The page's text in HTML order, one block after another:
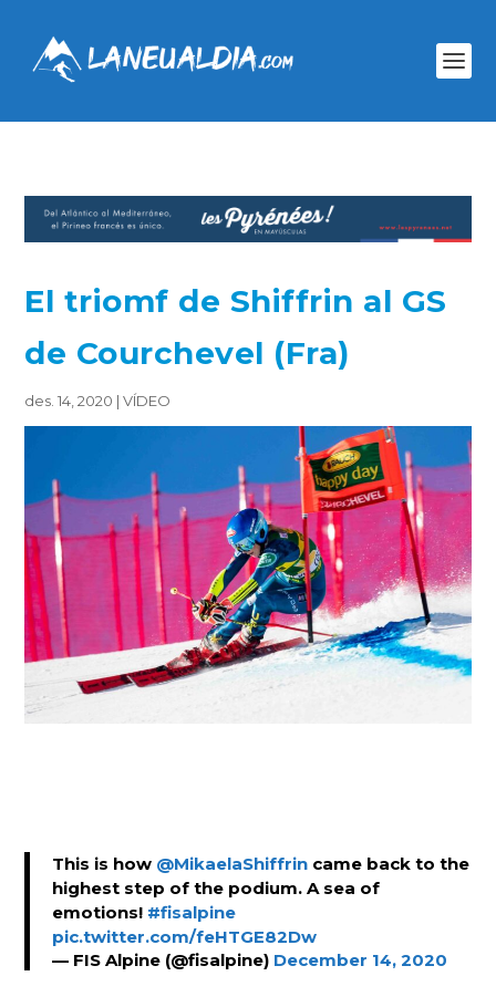
El triomf de Shiffrin al GS
de Courchevel (Fra)
des. 14, 2020 |VÍDEO
This is how @MikaelaShiffrin came back to the
highest step of the podium. A sea of
emotions! #fisalpine
pic.twitter.com/feHTGE82Dw
— FIS Alpine (@fisalpine) December 14, 2020